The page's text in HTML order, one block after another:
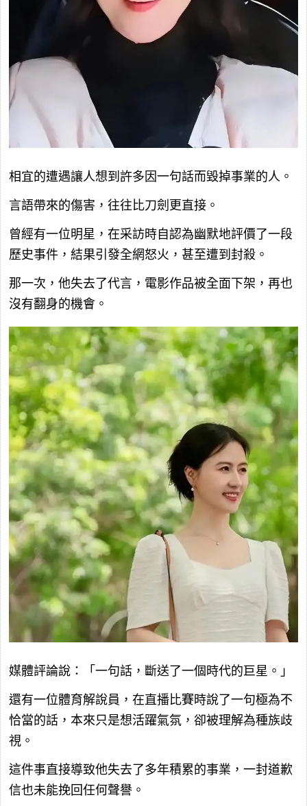
相宜的遭遇讓人想到許多因一句話而毀掉事業的人。
言語帶來的傷害，往往比刀劍更直接。
曾經有一位明星，在采訪時自認為幽默地評價了一段
歷史事件，結果引發全網怒火，甚至遭到封殺。
那一次，他失去了代言，電影作品被全面下架，再也
沒有翻身的機會。
媒體評論說：「一句話，斷送了一個時代的巨星。」
還有一位體育解說員，在直播比賽時說了一句極為不
恰當的話，本來只是想活躍氣氛，卻被理解為種族歧
視。
這件事直接導致他失去了多年積累的事業，一封道歉
信也未能挽回任何聲譽。